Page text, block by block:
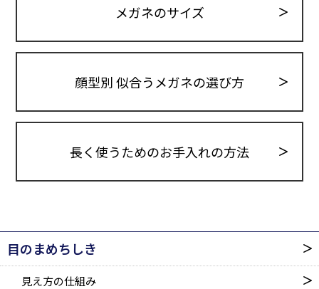
メガネのサイズ
顔型別 似合うメガネの選び方
長く使うためのお手入れの方法
目のまめちしき
見え方の仕組み